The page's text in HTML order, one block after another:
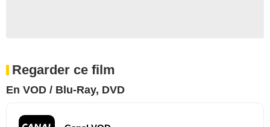
Regarder ce film
En VOD / Blu-Ray, DVD